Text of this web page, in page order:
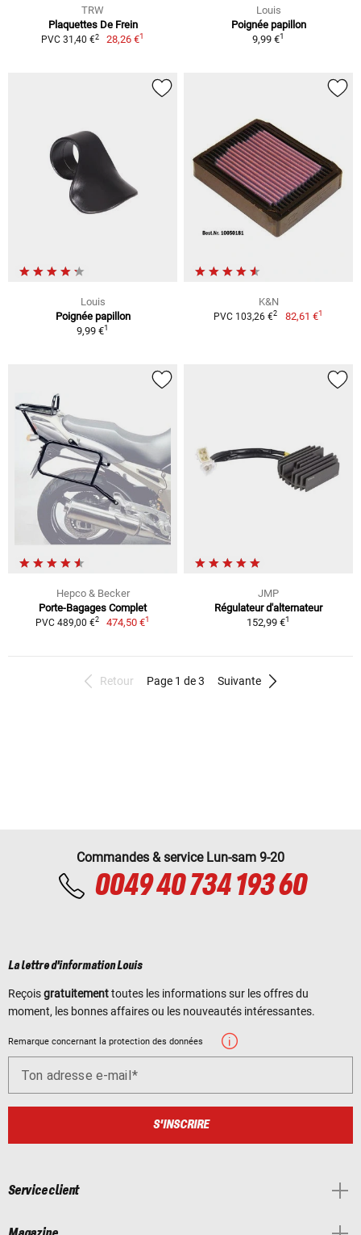
TRW
Plaquettes De Frein
PVC 31,40 €2 28,26 €1
Louis
Poignée papillon
9,99 €1
Louis
Poignée papillon
9,99 €1
K&N
PVC 103,26 €2 82,61 €1
Hepco & Becker
Porte-Bagages Complet
PVC 489,00 €2 474,50 €1
JMP
Régulateur d'alternateur
152,99 €1
Retour Page 1 de 3 Suivante
Commandes & service Lun-sam 9-20
0049 40 734 193 60
La lettre d'information Louis
Reçoisgratuitementtoutes les informations sur les offres du
moment, les bonnes affaires ou les nouveautés intéressantes.
Remarque concernant la protection des données
Ton adresse e-mail
S'INSCRIRE
Service client